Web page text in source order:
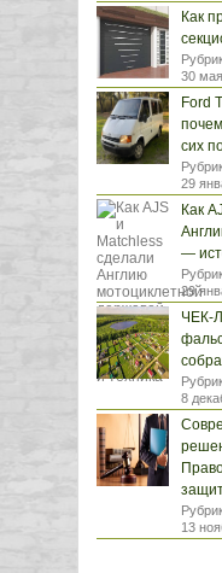
Как
30
Ford
сих
29
Как
—
29
ЧЕК-
8
13